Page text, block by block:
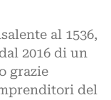
al 1536,
2016 di un
grazie
del